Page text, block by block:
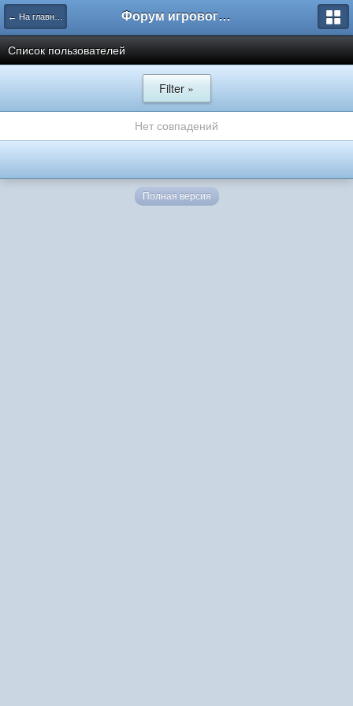
← На главную Форум игрового проекта Riverrise
Список пользователей
Filter »
Нет совпадений
Полная версия